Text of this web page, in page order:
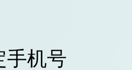
手机号